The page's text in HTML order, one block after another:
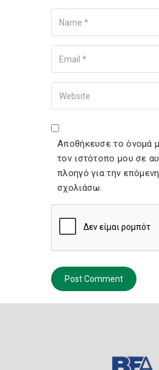
Name
Your
Email
Your
Website
Αποθήκευσε το όνομά
τον ιστότοπο μου σε
πλοηγό για την
σχολιάσω.